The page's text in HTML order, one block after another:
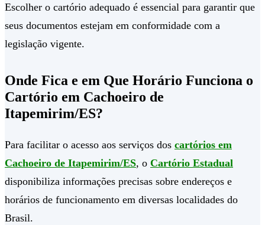
Escolher o cartório adequado é essencial para garantir que
seus documentos estejam em conformidade com a
legislação vigente.
Onde Fica e em Que Horário Funciona o
Cartório em Cachoeiro de
Itapemirim/ES?
Para facilitar o acesso aos serviços dos cartórios em
Cachoeiro de Itapemirim/ES, o Cartório Estadual
disponibiliza informações precisas sobre endereços e
horários de funcionamento em diversas localidades do
Brasil.